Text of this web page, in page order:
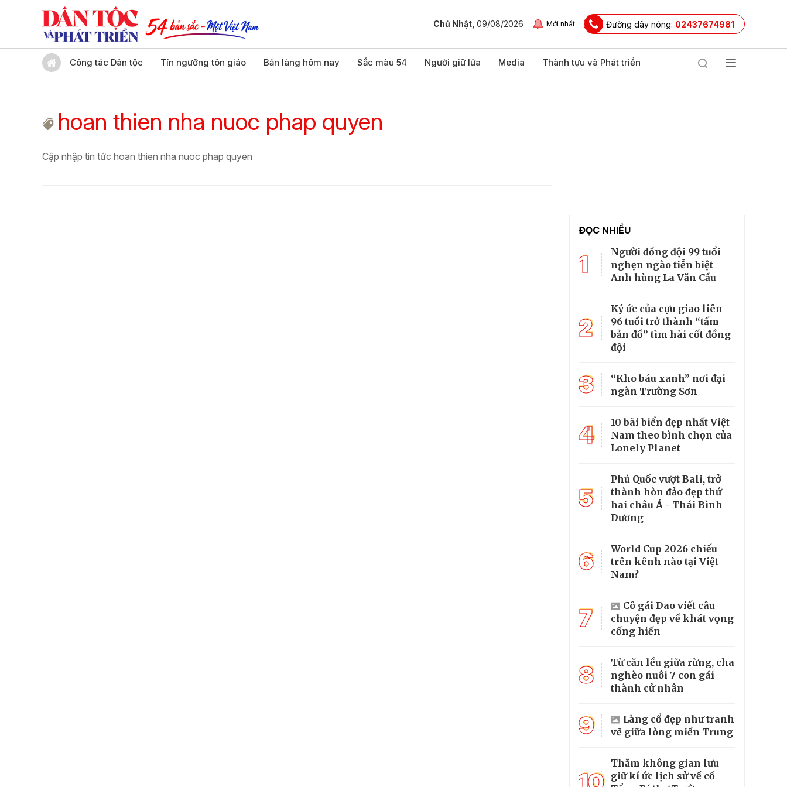
Chủ Nhật, 09/08/2026 Mới nhất Đường dây nóng: 02437674981
Công tác Dân tộc Tín ngưỡng tôn giáo Bản làng hôm nay Sắc màu 54 Người giữ lửa Media Thành tựu và Phát triển
hoan thien nha nuoc phap quyen
Cập nhập tin tức hoan thien nha nuoc phap quyen
ĐỌC NHIỀU
1
Người đồng đội 99 tuổi
nghẹn ngào tiễn biệt
Anh hùng La Văn Cầu
2
Ký ức của cựu giao liên
96 tuổi trở thành “tấm
bản đồ” tìm hài cốt đồng
đội
3
“Kho báu xanh” nơi đại
ngàn Trường Sơn
4
10 bãi biển đẹp nhất Việt
Nam theo bình chọn của
Lonely Planet
5
Phú Quốc vượt Bali, trở
thành hòn đảo đẹp thứ
hai châu Á - Thái Bình
Dương
6
World Cup 2026 chiếu
trên kênh nào tại Việt
Nam?
7
Cô gái Dao viết câu
chuyện đẹp về khát vọng
cống hiến
8
Từ căn lều giữa rừng, cha
nghèo nuôi 7 con gái
thành cử nhân
9
Làng cổ đẹp như tranh
vẽ giữa lòng miền Trung
Thăm không gian lưu
giữ kí ức lịch sử về cố